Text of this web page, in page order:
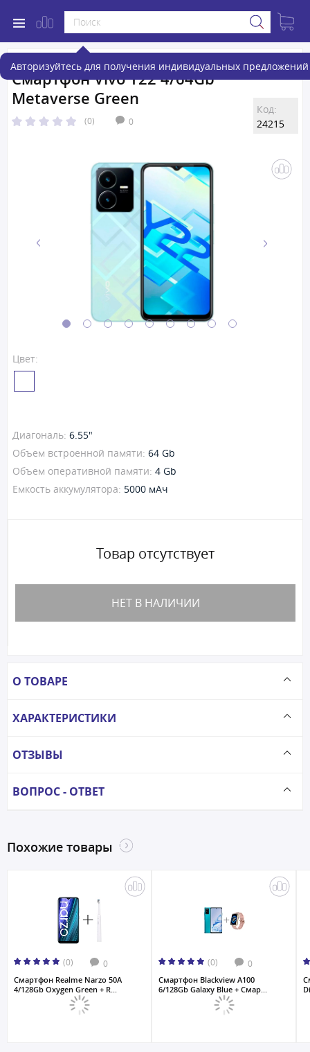
Авторизуйтесь для получения индивидуальных предложений
Смартфон Vivo Y22 4/64Gb
Metaverse Green
(0) 0
Код:
24215
Цвет:
Диагональ: 6.55"
Объем встроенной памяти: 64 Gb
Объем оперативной памяти: 4 Gb
Емкость аккумулятора: 5000 мАч
Товар отсутствует
НЕТ В НАЛИЧИИ
О ТОВАРЕ
ХАРАКТЕРИСТИКИ
ОТЗЫВЫ
ВОПРОС - ОТВЕТ
Похожие товары
(0) 0
Смартфон Realme Narzo 50A
4/128Gb Oxygen Green + R...
(0) 0
Смартфон Blackview A100
6/128Gb Galaxy Blue + Смар...